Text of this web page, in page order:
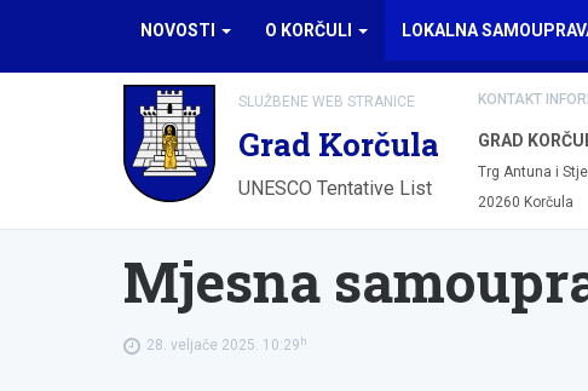
NOVOSTI O KORČULI LOKALNA
SLUŽBENE WEB STRANICE
Grad Korčula
UNESCO Tentative List
KONTAKT
GRAD
Trg Antuna i
20260 Korčula
Mjesna
28. veljače 2025. 10:29 h